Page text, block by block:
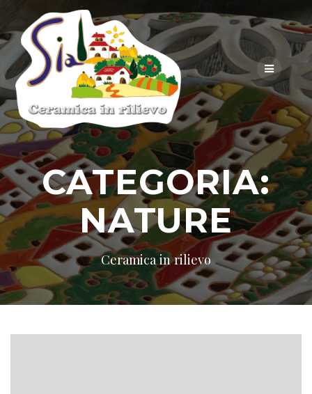
to
content
CATEGORIA:
NATURE
Ceramica in rilievo